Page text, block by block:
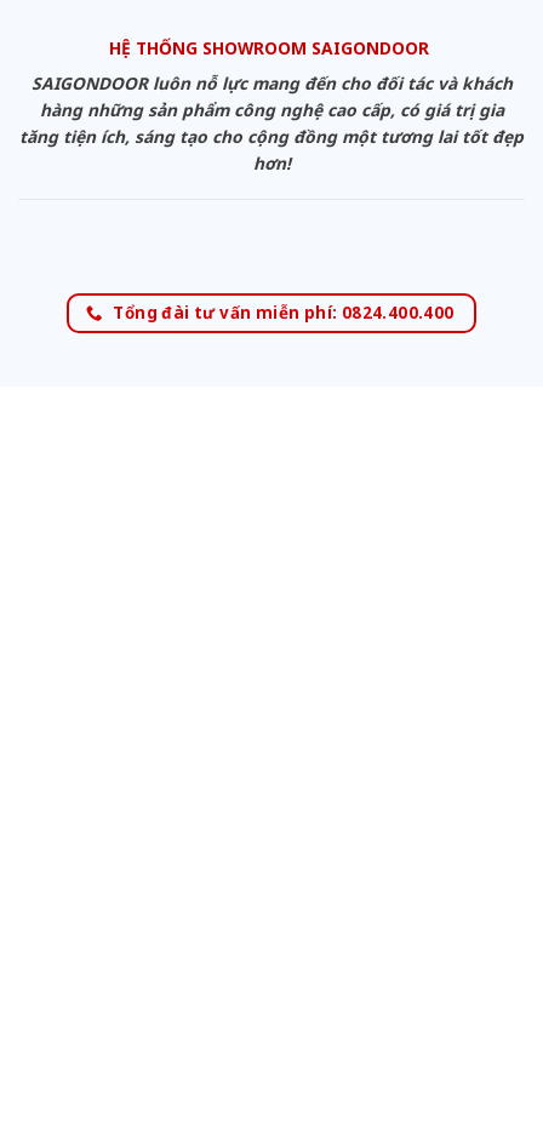
HỆ THỐNG SHOWROOM SAIGONDOOR
SAIGONDOOR luôn nỗ lực mang đến cho đối tác và khách
hàng những sản phẩm công nghệ cao cấp, có giá trị gia
tăng tiện ích, sáng tạo cho cộng đồng một tương lai tốt đẹp
hơn!
Tổng đài tư vấn miễn phí: 0824.400.400